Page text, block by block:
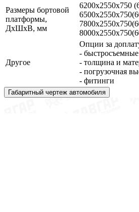
Размеры бортовой
платформы,
ДхШхВ, мм
6200х2550х750
Другое
Опции за
-
- толщина и
- погрузочная
- фитинги
Габаритный чертеж автомобиля